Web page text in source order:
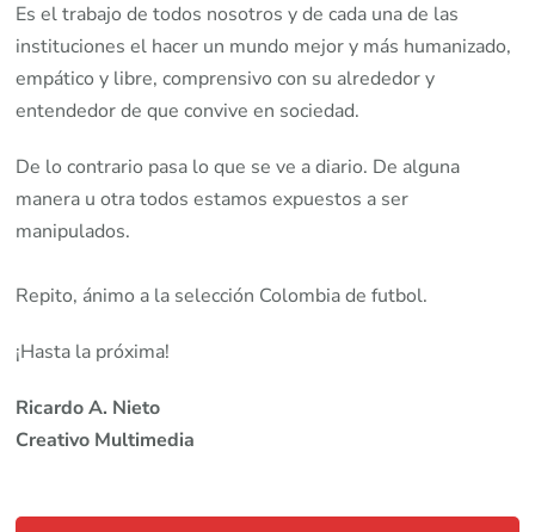
Es el trabajo de todos nosotros y de cada una de las
instituciones el hacer un mundo mejor y más humanizado,
empático y libre, comprensivo con su alrededor y
entendedor de que convive en sociedad.
De lo contrario pasa lo que se ve a diario. De alguna
manera u otra todos estamos expuestos a ser
manipulados.
Repito, ánimo a la selección Colombia de futbol.
¡Hasta la próxima!
Ricardo A. Nieto
Creativo Multimedia